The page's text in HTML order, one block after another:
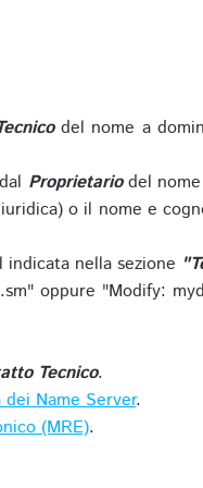
del nome a
Proprietariodel nome
o il nome e
nella sezione
oppure "Modify:
Tecnico.
Name Server.
(MRE).